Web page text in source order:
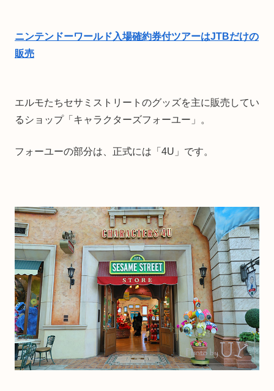
ニンテンドーワールド入場確約券付ツアーはJTBだけの
販売
エルモたちセサミストリートのグッズを主に販売してい
るショップ「キャラクターズフォーユー」。
フォーユーの部分は、正式には「4U」です。